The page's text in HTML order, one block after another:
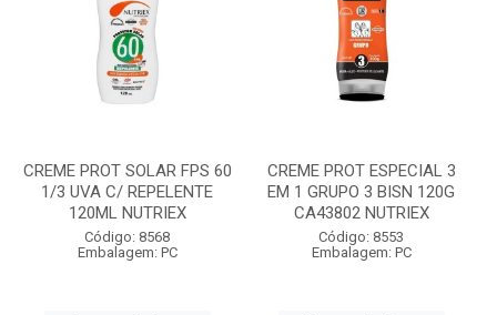
CREME PROT SOLAR FPS 60
1/3 UVA C/ REPELENTE
120ML NUTRIEX
Código: 8568
Embalagem: PC
CREME PROT ESPECIAL 3
EM 1 GRUPO 3 BISN 120G
CA43802 NUTRIEX
Código: 8553
Embalagem: PC